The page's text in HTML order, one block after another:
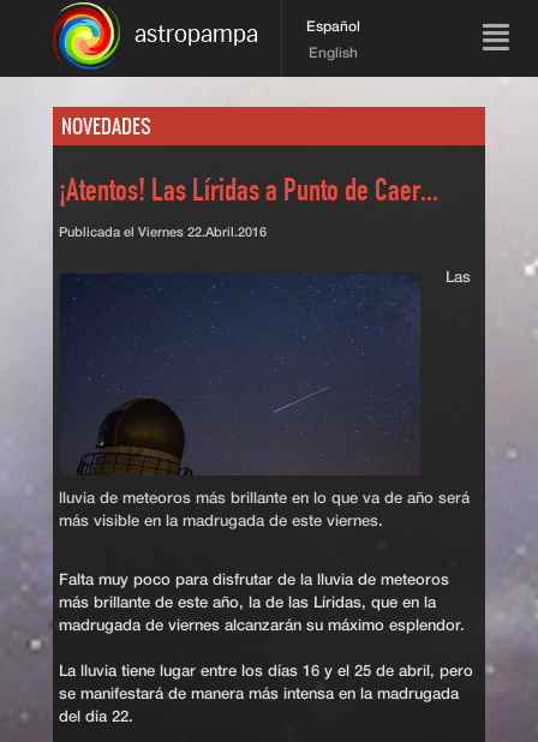
astropampa
Español
English
NOVEDADES
¡Atentos! Las Líridas a Punto de Caer...
Publicada el Viernes 22.Abril.2016
Las
lluvia de meteoros más brillante en lo que va de año será
más visible en la madrugada de este viernes.
Falta muy poco para disfrutar de la lluvia de meteoros
más brillante de este año, la de las Líridas, que en la
madrugada de viernes alcanzarán su máximo esplendor.
La lluvia tiene lugar entre los días 16 y el 25 de abril, pero
se manifestará de manera más intensa en la madrugada
del día 22.